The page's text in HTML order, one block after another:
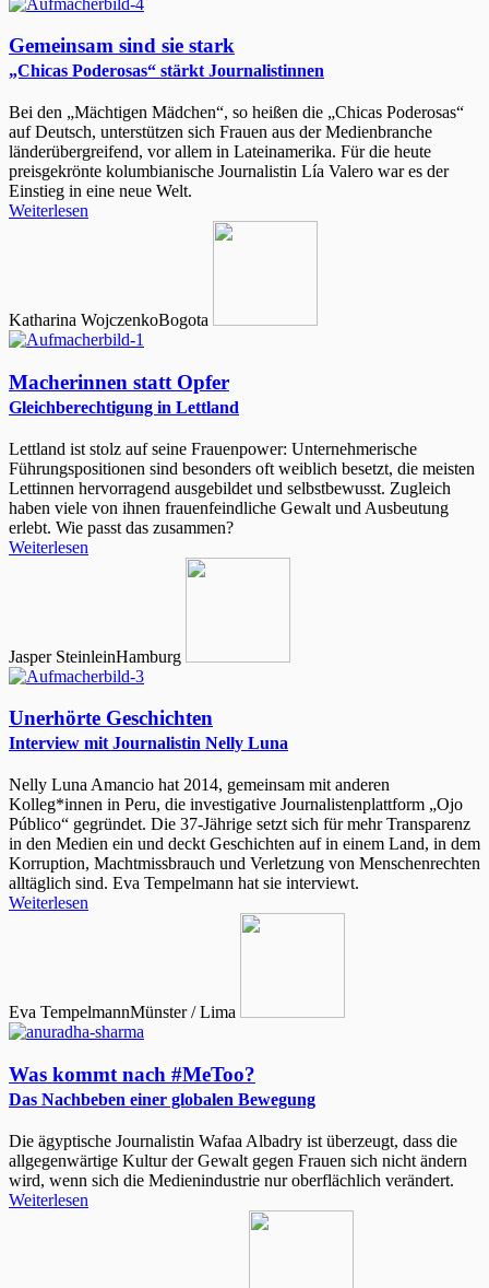
Gemeinsam sind sie stark
„Chicas Poderosas“ stärkt Journalistinnen
Bei den „Mächtigen Mädchen“, so heißen die „Chicas Poderosas“
auf Deutsch, unterstützen sich Frauen aus der Medienbranche
länderübergreifend, vor allem in Lateinamerika. Für die heute
preisgekrönte kolumbianische Journalistin Lía Valero war es der
Einstieg in eine neue Welt.
Weiterlesen
Katharina WojczenkoBogota
Macherinnen statt Opfer
Gleichberechtigung in Lettland
Lettland ist stolz auf seine Frauenpower: Unternehmerische
Führungspositionen sind besonders oft weiblich besetzt, die meisten
Lettinnen hervorragend ausgebildet und selbstbewusst. Zugleich
haben viele von ihnen frauenfeindliche Gewalt und Ausbeutung
erlebt. Wie passt das zusammen?
Weiterlesen
Jasper SteinleinHamburg
Unerhörte Geschichten
Interview mit Journalistin Nelly Luna
Nelly Luna Amancio hat 2014, gemeinsam mit anderen
Kolleg*innen in Peru, die investigative Journalistenplattform „Ojo
Público“ gegründet. Die 37-Jährige setzt sich für mehr Transparenz
in den Medien ein und deckt Geschichten auf in einem Land, in dem
Korruption, Machtmissbrauch und Verletzung von Menschenrechten
alltäglich sind. Eva Tempelmann hat sie interviewt.
Weiterlesen
Eva TempelmannMünster / Lima
Was kommt nach #MeToo?
Das Nachbeben einer globalen Bewegung
Die ägyptische Journalistin Wafaa Albadry ist überzeugt, dass die
allgegenwärtige Kultur der Gewalt gegen Frauen sich nicht ändern
wird, wenn sich die Medienindustrie nur oberflächlich verändert.
Weiterlesen